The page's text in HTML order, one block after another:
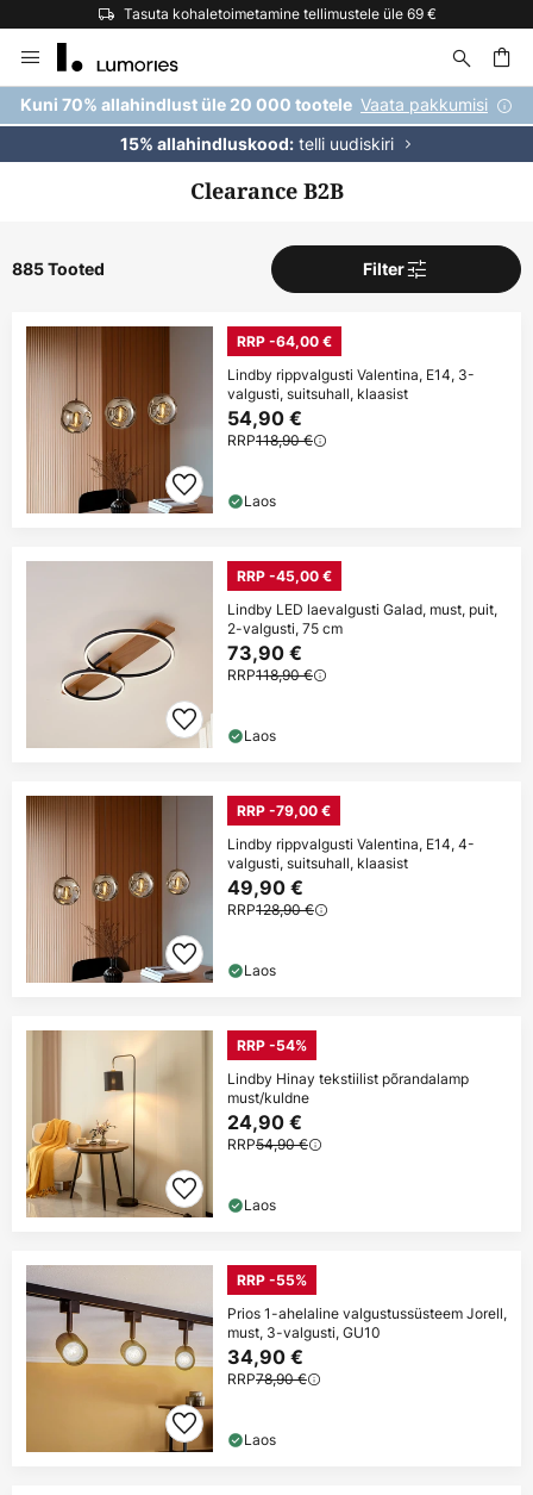
Tasuta kohaletoimetamine tellimustele üle 69 €
to
Content
Kuni 70% allahindlust üle 20 000 tootele Vaata pakkumisi
15% allahindluskood:telli uudiskiri
Clearance B2B
885 Tooted Filter
RRP -64,00 €
Lindby rippvalgusti Valentina, E14, 3-
valgusti, suitsuhall, klaasist
54,90 €
RRP118,90 €
Laos
RRP -45,00 €
Lindby LED laevalgusti Galad, must, puit,
2-valgusti, 75 cm
73,90 €
RRP118,90 €
Laos
RRP -79,00 €
Lindby rippvalgusti Valentina, E14, 4-
valgusti, suitsuhall, klaasist
49,90 €
RRP128,90 €
Laos
RRP -54%
Lindby Hinay tekstiilist põrandalamp
must/kuldne
24,90 €
RRP54,90 €
Laos
RRP -55%
Prios 1-ahelaline valgustussüsteem Jorell,
must, 3-valgusti, GU10
34,90 €
RRP78,90 €
Laos